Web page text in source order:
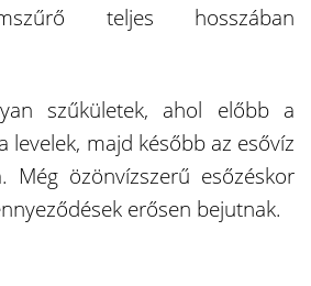
teljes hosszában
szűkületek, ahol előbb a
levelek, majd később az esővíz
Még özönvízszerű esőzéskor
erősen bejutnak.